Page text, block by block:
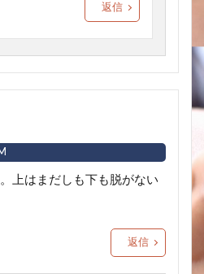
返信
上はまだしも下も脱がない
返信